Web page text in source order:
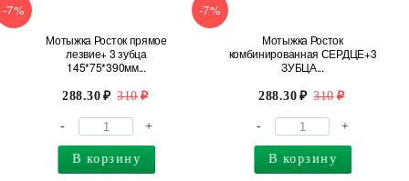
-7%
Мотыжка Росток прямое
лезвие+ 3 зубца
145*75*390мм...
288.30 310
- +
В корзину
-7%
Мотыжка Росток
комбинированная СЕРДЦЕ+3
ЗУБЦА...
288.30 310
- +
В корзину